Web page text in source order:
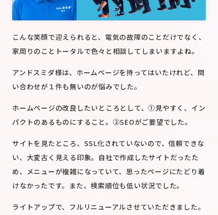
こんな笑顔で迎えられると、電気の故障のことだけでなく、
家周りのことトータルで色々と相談してしまいますよね。
アンドスミダ様は、ホームページを持ってはいたけれど、問
い合わせが１件も無いのが悩みでした。
ホームページの改良したいところとして、①見やすく、イン
パクトのあるものにすること。 ②SEOがご要望でした。
サイトを見たところ、SSL化されていないので、信頼できな
い、大変古く見える印象。 自社で作成したサイトだったた
め、メニューが複雑になっていて、思ったページにたどり着
けなかったです。 また、検索順位も低い状況でした。
ライトアップで、フルリニューアルさせていただきました。